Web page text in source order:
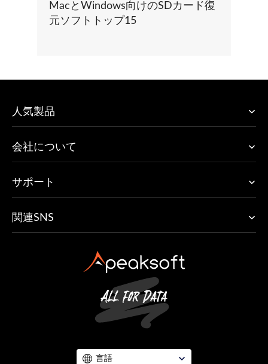
MacとWindows向けのSDカード復
元ソフトトップ15
人気製品
会社について
サポート
関連SNS
言語